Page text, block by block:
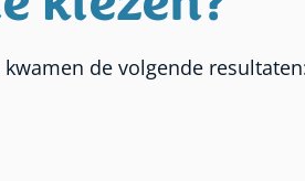
de volgende